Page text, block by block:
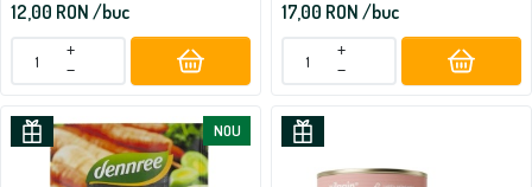
12,00 RON /buc
+
−
17,00 RON /buc
+
−
NOU